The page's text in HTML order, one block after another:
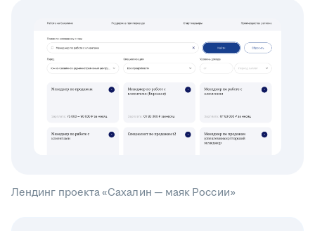
Лендинг проекта «Сахалин — маяк России»